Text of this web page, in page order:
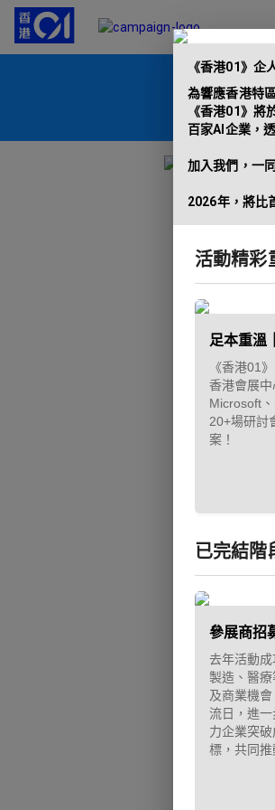
《香港01》企
為響應香港特
《香港01》
百家AI企業，
加入我們，一
2026年，將比
活動精彩
足本重溫
《香港01
香港會展中
Microsoft
20+場研討
案！
已完結階
參展商招
去年活動
製造、醫
及商業機
流日，進
力企業突
標，共同推